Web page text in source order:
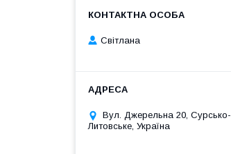
Світлана
Вул. Джерельна 20, Сурсько-
Литовське, Україна